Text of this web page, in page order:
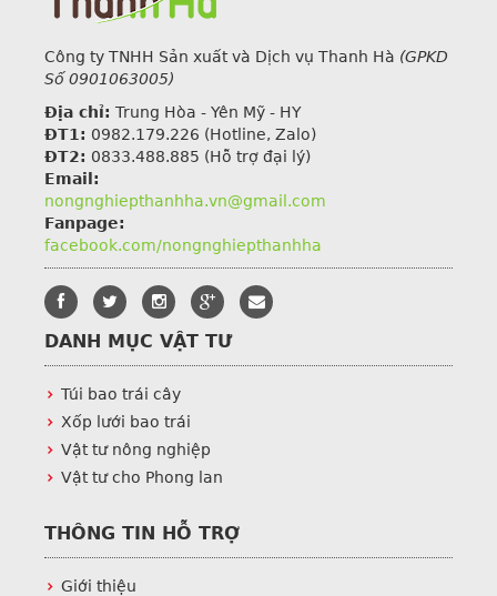
Công ty TNHH Sản xuất và Dịch vụ Thanh Hà (GPKD
Số 0901063005)
Địa chỉ: Trung Hòa - Yên Mỹ - HY
ĐT1: 0982.179.226 (Hotline, Zalo)
ĐT2: 0833.488.885 (Hỗ trợ đại lý)
Email:
nongnghiepthanhha.vn@gmail.com
Fanpage:
facebook.com/nongnghiepthanhha
DANH MỤC VẬT TƯ
Túi bao trái cây
Xốp lưới bao trái
Vật tư nông nghiệp
Vật tư cho Phong lan
THÔNG TIN HỖ TRỢ
Giới thiệu